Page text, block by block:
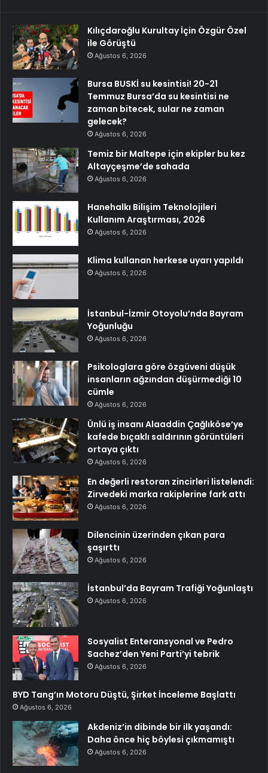
Kılıçdaroğlu Kurultay İçin Özgür Özel
ile Görüştü
Ağustos 6, 2026
Bursa BUSKİ su kesintisi! 20-21
Temmuz Bursa’da su kesintisi ne
zaman bitecek, sular ne zaman
gelecek?
Ağustos 6, 2026
Temiz bir Maltepe için ekipler bu kez
Altayçeşme’de sahada
Ağustos 6, 2026
Hanehalkı Bilişim Teknolojileri
Kullanım Araştırması, 2026
Ağustos 6, 2026
Klima kullanan herkese uyarı yapıldı
Ağustos 6, 2026
İstanbul-İzmir Otoyolu’nda Bayram
Yoğunluğu
Ağustos 6, 2026
Psikologlara göre özgüveni düşük
insanların ağzından düşürmediği 10
cümle
Ağustos 6, 2026
Ünlü iş insanı Alaaddin Çağlıköse’ye
kafede bıçaklı saldırının görüntüleri
ortaya çıktı
Ağustos 6, 2026
En değerli restoran zincirleri listelendi:
Zirvedeki marka rakiplerine fark attı
Ağustos 6, 2026
Dilencinin üzerinden çıkan para
şaşırttı
Ağustos 6, 2026
İstanbul’da Bayram Trafiği Yoğunlaştı
Ağustos 6, 2026
Sosyalist Enteransyonal ve Pedro
Sachez’den Yeni Parti’yi tebrik
Ağustos 6, 2026
BYD Tang’ın Motoru Düştü, Şirket İnceleme Başlattı
Ağustos 6, 2026
Akdeniz’in dibinde bir ilk yaşandı:
Daha önce hiç böylesi çıkmamıştı
Ağustos 6, 2026